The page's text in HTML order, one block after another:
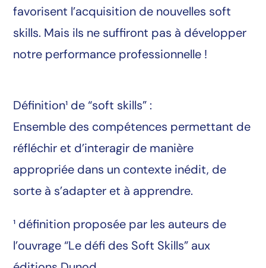
favorisent l’acquisition de nouvelles soft
skills. Mais ils ne suffiront pas à développer
notre performance professionnelle !
Définition¹ de “soft skills” :
Ensemble des compétences permettant de
réfléchir et d’interagir de manière
appropriée dans un contexte inédit, de
sorte à s’adapter et à apprendre.
¹ définition proposée par les auteurs de
l’ouvrage “Le défi des Soft Skills” aux